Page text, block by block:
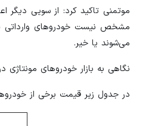
مشخص نیست خودروهای وارداتی
می‌شوند یا خیر.
نگاهی به بازار خودروهای
در جدول زیر قیمت برخی از